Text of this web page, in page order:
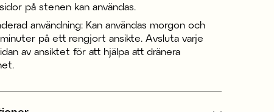
på stenen kan användas.
användning: Kan användas morgon och
på ett rengjort ansikte. Avsluta varje
av ansiktet för att hjälpa att dränera